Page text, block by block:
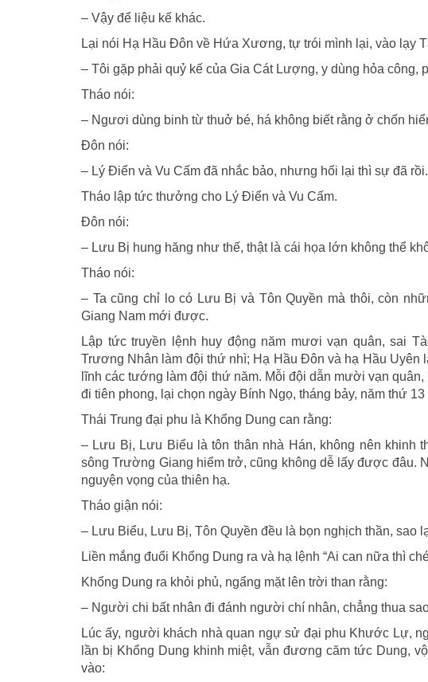
– Vậy để liệu kế khác.
Lại nói Hạ Hầu Đôn về Hứa Xương, tự trói mình lại, vào lạy
– Tôi gặp phải quỷ kế của Gia Cát Lượng, y dùng hỏa công,
Tháo nói:
– Ngươi dùng binh từ thuở bé, há không biết rằng ở chốn
Đôn nói:
– Lý Điển và Vu Cấm đã nhắc bảo, nhưng hối lại thì sự đã rồi.
Tháo lập tức thưởng cho Lý Điển và Vu Cấm.
Đôn nói:
– Lưu Bị hung hăng như thế, thật là cái họa lớn không thể
Tháo nói:
– Ta cũng chỉ lo có Lưu Bị và Tôn Quyền mà thôi, còn
Giang Nam mới được.
Lập tức truyền lệnh huy động năm mươi vạn quân, sai
Trương Nhân làm đội thứ nhì; Hạ Hầu Đôn và hạ Hầu
lĩnh các tướng làm đội thứ năm. Mỗi đội dẫn mười vạn
đi tiên phong, lại chọn ngày Bính Ngọ, tháng bảy, năm thứ
Thái Trung đại phu là Khổng Dung can rằng:
– Lưu Bị, Lưu Biểu là tôn thân nhà Hán, không nên khinh
sông Trường Giang hiểm trở, cũng không dễ lấy được đâu.
nguyện vọng của thiên hạ.
Tháo giận nói:
– Lưu Biểu, Lưu Bị, Tôn Quyền đều là bọn nghịch thần, sao
Liền mắng đuổi Khổng Dung ra và hạ lệnh “Ai can nữa thì
Khổng Dung ra khỏi phủ, ngẩng mặt lên trời than rằng:
– Người chi bất nhân đi đánh người chí nhân, chẳng thua
Lúc ấy, người khách nhà quan ngự sử đại phu Khước Lự,
lần bị Khổng Dung khinh miệt, vẫn đương căm tức Dung,
vào: